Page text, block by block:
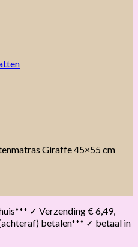
✓ Verzending € 6,49,
betalen*** ✓ betaal in